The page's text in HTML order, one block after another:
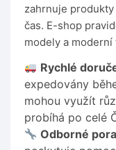
zahrnuje
čas. E-shop
modely a
Rychlé
expedovány
mohou využít
probíhá po celé
Odborné